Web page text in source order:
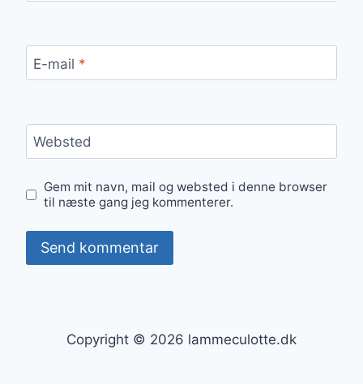
E-mail *
Websted
Gem mit navn, mail og websted i denne browser
til næste gang jeg kommenterer.
Copyright © 2026 lammeculotte.dk